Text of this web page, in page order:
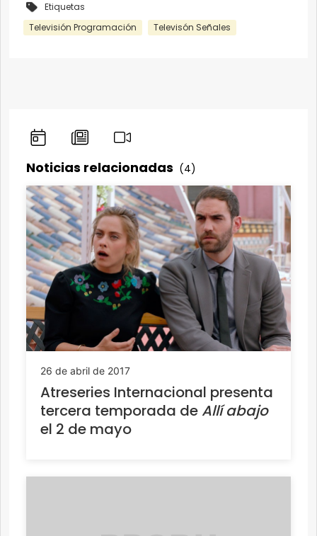
Etiquetas
Televisión Programación
Televisón Señales
Noticias relacionadas (4)
26 de abril de 2017
Atreseries Internacional presenta
tercera temporada de Allí abajo
el 2 de mayo